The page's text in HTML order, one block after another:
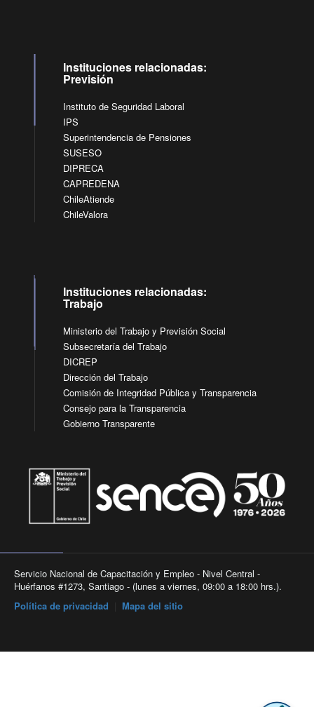
Instituciones relacionadas:
Previsión
Instituto de Seguridad Laboral
IPS
Superintendencia de Pensiones
SUSESO
DIPRECA
CAPREDENA
ChileAtiende
ChileValora
Instituciones relacionadas:
Trabajo
Ministerio del Trabajo y Previsión Social
Subsecretaría del Trabajo
DICREP
Dirección del Trabajo
Comisión de Integridad Pública y Transparencia
Consejo para la Transparencia
Gobierno Transparente
Servicio Nacional de Capacitación y Empleo - Nivel Central -
Huérfanos #1273, Santiago - (lunes a viernes, 09:00 a 18:00 hrs.).
Política de privacidad
Mapa del sitio